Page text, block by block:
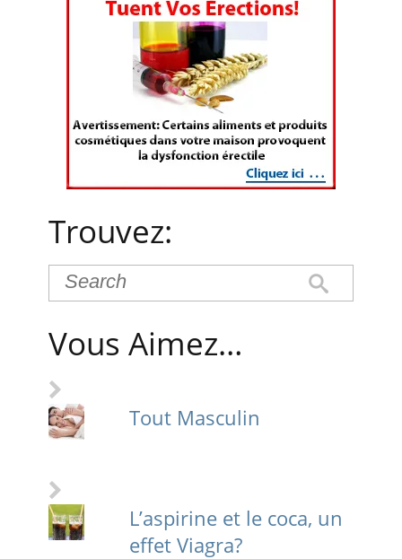
Trouvez:
Vous Aimez…
Tout Masculin
L’aspirine et le coca, un
effet Viagra?